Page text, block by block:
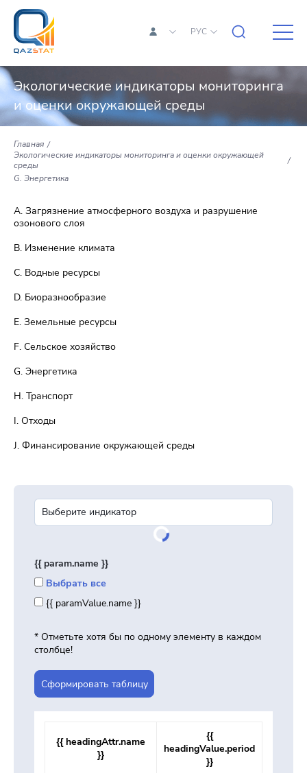
РУС
Экологические индикаторы мониторинга
и оценки окружающей среды
Главная
Экологические индикаторы мониторинга и оценки окружающей
среды
G. Энергетика
A. Загрязнение атмосферного воздуха и разрушение
озонового слоя
B. Изменение климата
C. Водные ресурсы
D. Биоразнообразие
E. Земельные ресурсы
F. Сельское хозяйство
G. Энергетика
H. Транспорт
I. Отходы
J. Финансирование окружающей среды
{{ param.name }}
Выбрать все
{{ paramValue.name }}
* Отметьте хотя бы по одному элементу в каждом
столбце!
Cформировать таблицу
{{ headingAttr.name
}}
{{
headingValue.period
}}